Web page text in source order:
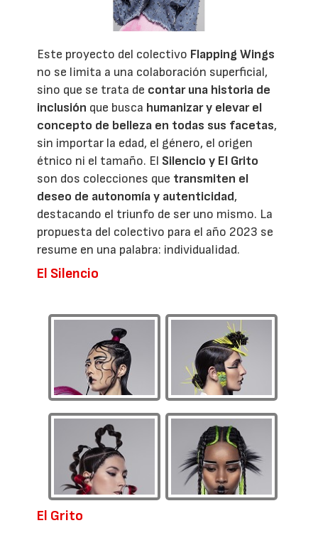
Este proyecto del colectivo Flapping Wings
no se limita a una colaboración superficial,
sino que se trata de contar una historia de
inclusión que busca humanizar y elevar el
concepto de belleza en todas sus facetas,
sin importar la edad, el género, el origen
étnico ni el tamaño. El Silencio y El Grito
son dos colecciones que transmiten el
deseo de autonomía y autenticidad,
destacando el triunfo de ser uno mismo. La
propuesta del colectivo para el año 2023 se
resume en una palabra: individualidad.
El Silencio
El Grito